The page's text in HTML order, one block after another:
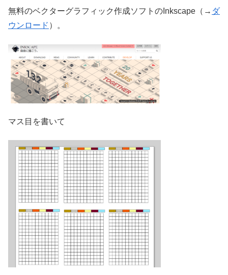
無料のベクターグラフィック作成ソフトのInkscape（→ ダ
ウンロード ）。
マス目を書いて